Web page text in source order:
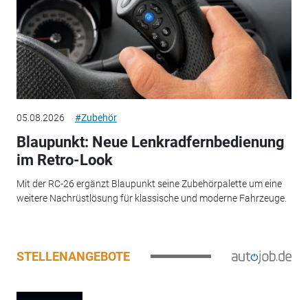
05.08.2026 #Zubehör
Blaupunkt: Neue Lenkradfernbedienung
im Retro-Look
Mit der RC-26 ergänzt Blaupunkt seine Zubehörpalette um eine
weitere Nachrüstlösung für klassische und moderne Fahrzeuge.
STELLENANGEBOTE